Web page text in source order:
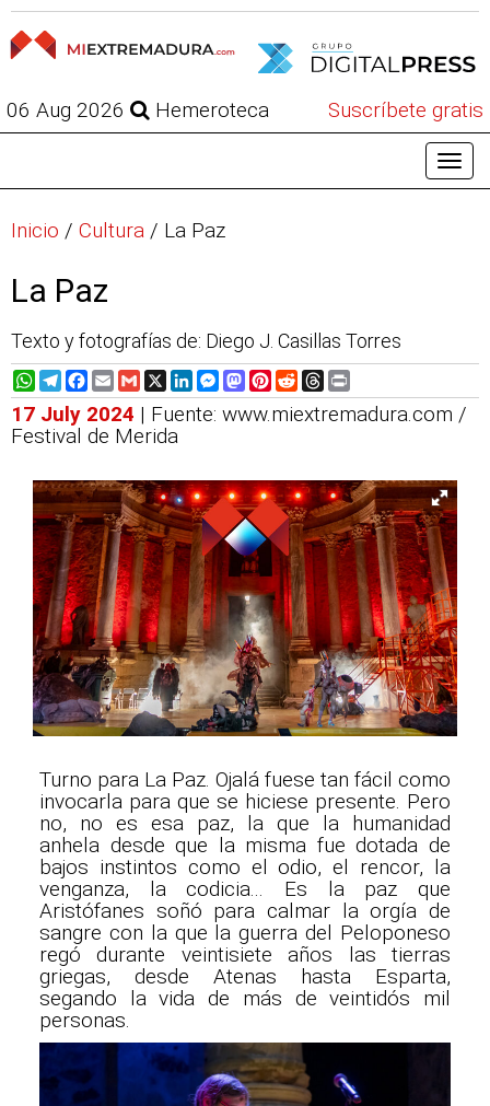
06 Aug 2026 Hemeroteca Suscríbete gratis
Inicio / Cultura / La Paz
La Paz
Texto y fotografías de: Diego J. Casillas Torres
WhatsApp
Telegram
Facebook
EmailGmail
X LinkedIn
Messenger
Mastodon
Pinterest
RedditThreads
17 July 2024 | Fuente: www.miextremadura.com /
Festival de Merida
Turno para La Paz. Ojalá fuese tan fácil como
invocarla para que se hiciese presente. Pero
no, no es esa paz, la que la humanidad
anhela desde que la misma fue dotada de
bajos instintos como el odio, el rencor, la
venganza, la codicia... Es la paz que
Aristófanes soñó para calmar la orgía de
sangre con la que la guerra del Peloponeso
regó durante veintisiete años las tierras
griegas, desde Atenas hasta Esparta,
segando la vida de más de veintidós mil
personas.